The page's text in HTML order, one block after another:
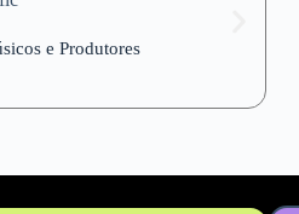
e Produtores